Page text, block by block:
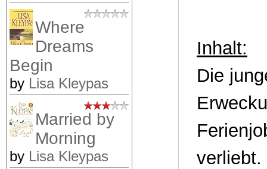
Where
Dreams
Begin
by Lisa Kleypas
Married by
Morning
by Lisa Kleypas
Inhalt:
Die
verliebt.